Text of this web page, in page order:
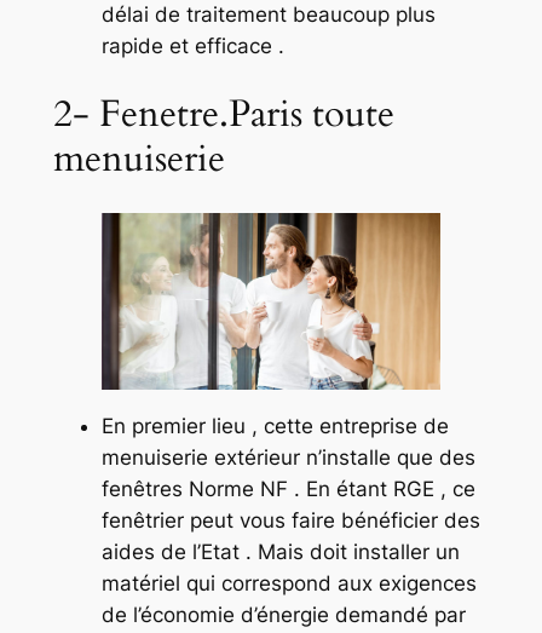
délai de traitement beaucoup plus
rapide et efficace .
2- Fenetre.Paris toute
menuiserie
En premier lieu , cette entreprise de
menuiserie extérieur n’installe que des
fenêtres Norme NF . En étant RGE , ce
fenêtrier peut vous faire bénéficier des
aides de l’Etat . Mais doit installer un
matériel qui correspond aux exigences
de l’économie d’énergie demandé par